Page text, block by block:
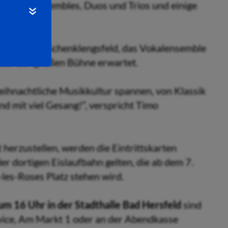
Duos und Trios und einige
Schenklengsfeld, das Vokalensemble
auf der großen Bühne erwartet.
Musikkultur spannen, von Klassik
mit viel Gesang!“, verspricht Timo
werden die Eintrittskarten
dortigen Eislaufbahn gelten, die ab dem 7.
Roses Platz stehen wird.
16 Uhr in der Stadthalle Bad Hersfeldsind
Am Markt 1 oder an der Abendkasse